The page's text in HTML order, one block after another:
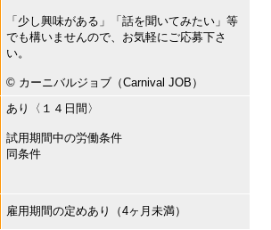
「少し興味がある」「話を聞いてみたい」等
でも構いませんので、お気軽にご応募下さ
い。
©︎ カーニバルジョブ（Carnival JOB）
あり〈１４日間〉
試用期間中の労働条件
同条件
雇用期間の定めあり（4ヶ月未満）